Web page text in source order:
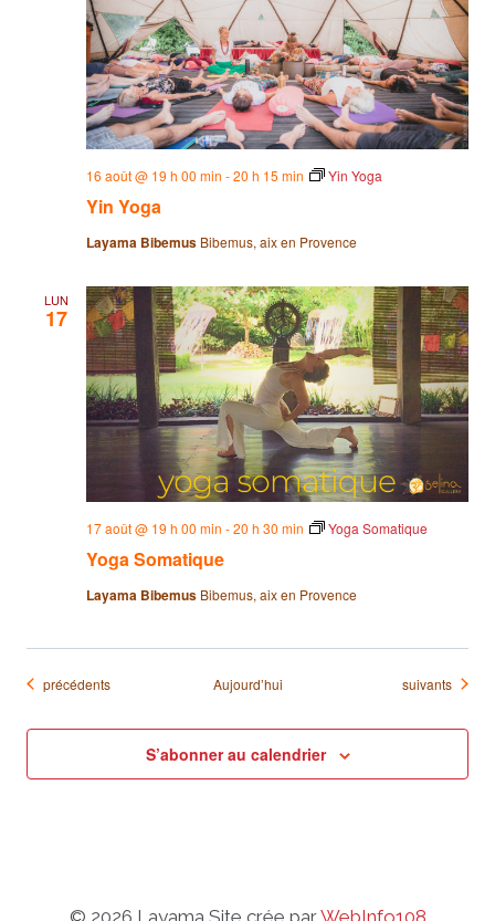
Yin Yoga
16 août @ 19 h 00 min -20 h 15 min Yin Yoga
Layama Bibemus Bibemus, aix en Provence
LUN
17
Yoga Somatique
17 août @ 19 h 00 min -20 h 30 min Yoga Somatique
Layama Bibemus Bibemus, aix en Provence
Évènements
précédents Aujourd’hui Évènements
suivants
S’abonner au calendrier
© 2026 Layama Site crée parWebInfo108